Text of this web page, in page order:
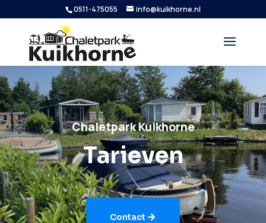
0511-475055 info@kuikhorne.nl
Chaletpark Kuikhorne
Tarieven
Contact